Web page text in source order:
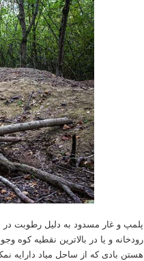
پلمپ و غار مسدود به دلیل رطوبت در
رودخانه و یا در بالاترین نقطیه کوه
هستن بادی که از ساحل میاد